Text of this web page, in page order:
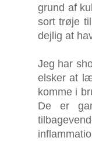
grund af
sort trøje
dejlig at
Jeg har
elsker at
komme i
De er